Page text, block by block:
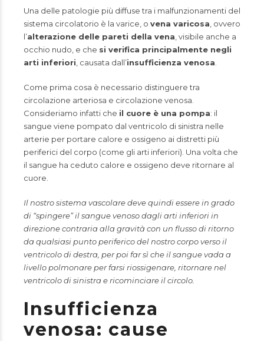
Una delle patologie più diffuse tra i malfunzionamenti del
sistema circolatorio è la varice, o vena varicosa , ovvero
l’alterazione delle pareti della vena , visibile anche a
occhio nudo, e che si verifica principalmente negli
arti inferiori , causata dall’insufficienza venosa
Come prima cosa è necessario distinguere tra
circolazione arteriosa e circolazione venosa.
Consideriamo infatti che il cuore è una pompa: il
sangue viene pompato dal ventricolo di sinistra nelle
arterie per portare calore e ossigeno ai distretti più
periferici del corpo (come gli arti inferiori). Una volta che
il sangue ha ceduto calore e ossigeno deve ritornare al
cuore.
Il nostro sistema vascolare deve quindi essere in grado
di “spingere” il sangue venoso dagli arti inferiori in
direzione contraria alla gravità con un flusso di ritorno
da qualsiasi punto periferico del nostro corpo verso il
ventricolo di destra, per poi far sì che il sangue vada a
livello polmonare per farsi riossigenare, ritornare nel
ventricolo di sinistra e ricominciare il circolo.
Insufficienza
venosa: cause